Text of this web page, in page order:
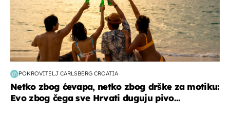
POKROVITELJ CARLSBERG CROATIA
Netko zbog ćevapa, netko zbog drške za motiku:
Evo zbog čega sve Hrvati duguju pivo...